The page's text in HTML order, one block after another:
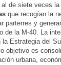
de siete veces
que recogían la
parterres y
de la M-40. La
Estrategia del
objetivo es
urbana,